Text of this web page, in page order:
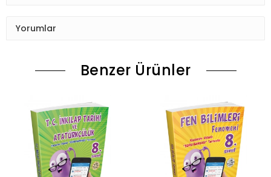
Yorumlar
Benzer Ürünler